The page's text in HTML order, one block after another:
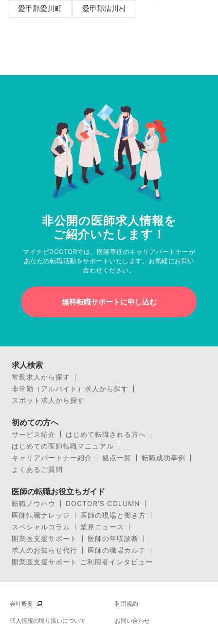
愛甲郡愛川町
愛甲郡清川村
非公開の医師求人情報を
ご紹介いたします！
マイナビDOCTORでは、医師専任のキャリアパートナーが
あなたの転職活動をサポートいたします。お気軽にお問い
合わせください。
無料転職サポートに申し込む
求人検索
常勤求人から探す
非常勤（アルバイト）求人から探す
スポット求人から探す
初めての方へ
サービス紹介
はじめて転職される方へ
はじめての医師転職マニュアル
キャリアパートナー紹介
拠点一覧
転職成功事例
よくあるご質問
医師の転職お役立ちガイド
転職ノウハウ
DOCTOR’S COLUMN
医師転職ナレッジ
医師の現場と働き方
スペシャルコラム
業界ニュース
開業医支援サポート
医師の年収診断
求人のお知らせ代行
医師の職場カルテ
開業医支援サポート ご利用者インタビュー
会社概要 利用規約
個人情報の取り扱いについて お問い合わせ